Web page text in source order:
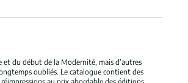
et du début de la Modernité, mais d’autres
oubliés. Le catalogue contient des